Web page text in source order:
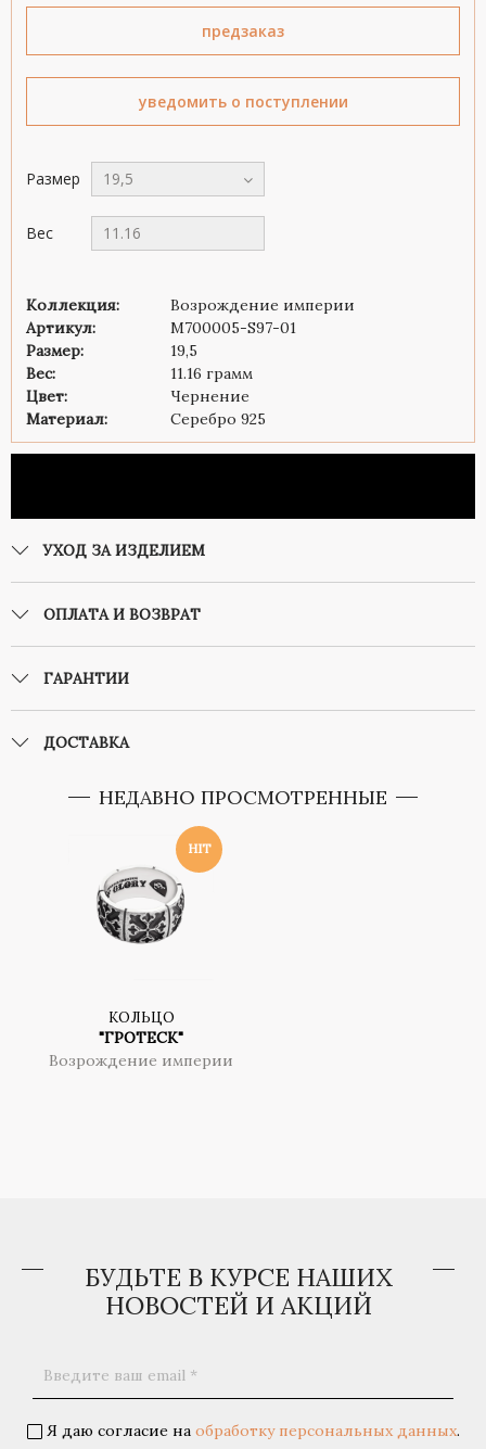
предзаказ
уведомить о поступлении
Размер 19,5
Вес 11.16
Коллекция:
Возрождение империи
Артикул:
M700005-S97-01
Размер:
19,5
Вес:
11.16 грамм
Цвет:
Чернение
Материал:
Серебро 925
УХОД ЗА ИЗДЕЛИЕМ
ОПЛАТА И ВОЗВРАТ
ГАРАНТИИ
ДОСТАВКА
НЕДАВНО ПРОСМОТРЕННЫЕ
КОЛЬЦО
"ГРОТЕСК"
Возрождение империи
БУДЬТЕ В КУРСЕ НАШИХ
НОВОСТЕЙ И АКЦИЙ
Я даю согласие на обработку персональных данных.